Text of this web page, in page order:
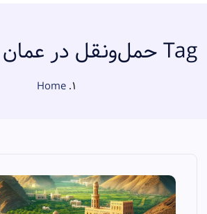
Tag حمل‌ونقل در عمان
Home